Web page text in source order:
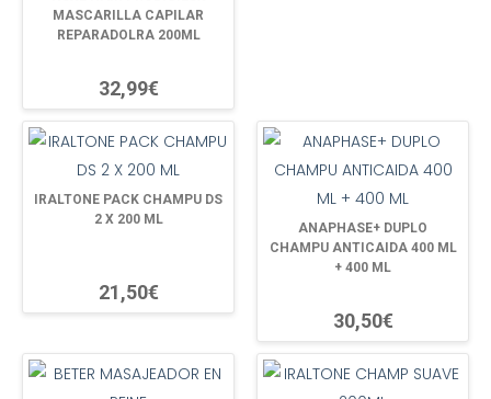
MASCARILLA CAPILAR
REPARADOLRA 200ML
32,99€
IRALTONE PACK CHAMPU DS
2 X 200 ML
21,50€
ANAPHASE+ DUPLO
CHAMPU ANTICAIDA 400 ML
+ 400 ML
30,50€